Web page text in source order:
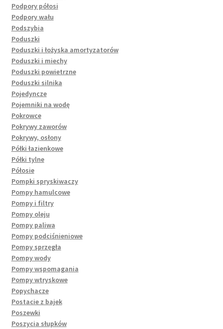
Podpory półosi
Podpory wału
Podszybia
Poduszki
Poduszki i łożyska amortyzatorów
Poduszki i miechy
Poduszki powietrzne
Poduszki silnika
Pojedyncze
Pojemniki na wodę
Pokrowce
Pokrywy zaworów
Pokrywy, osłony
Półki łazienkowe
Półki tylne
Półosie
Pompki spryskiwaczy
Pompy hamulcowe
Pompy i filtry
Pompy oleju
Pompy paliwa
Pompy podciśnieniowe
Pompy sprzęgła
Pompy wody
Pompy wspomagania
Pompy wtryskowe
Popychacze
Postacie z bajek
Poszewki
Poszycia słupków